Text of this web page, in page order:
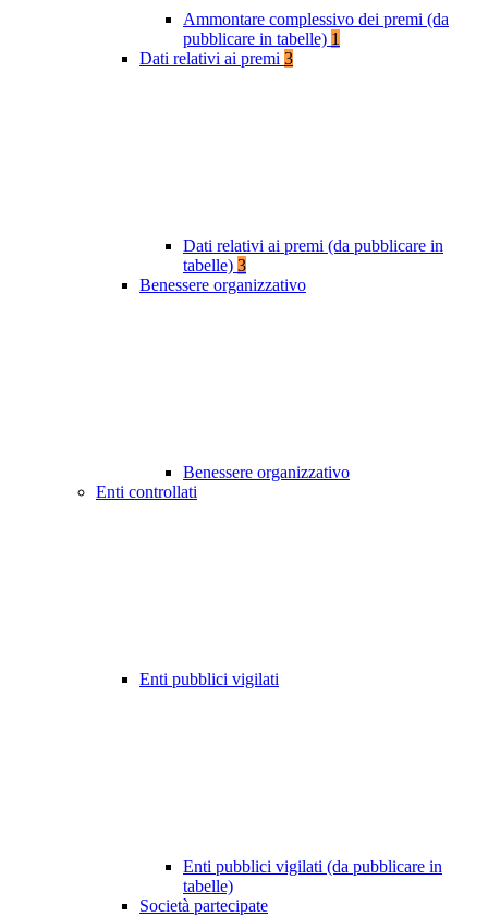
Ammontare complessivo dei premi (da
pubblicare in tabelle) 1
Dati relativi ai premi 3
Dati relativi ai premi (da pubblicare in
tabelle) 3
Benessere organizzativo
Benessere organizzativo
Enti controllati
Enti pubblici vigilati
Enti pubblici vigilati (da pubblicare in
tabelle)
Società partecipate